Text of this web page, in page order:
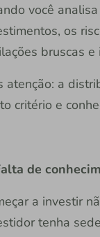
você
os
bruscas
atenção: a
critério e
de
a investir
tenha